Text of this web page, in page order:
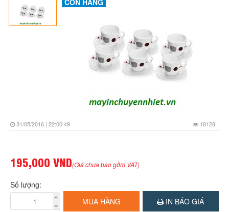
CÒN HÀNG
31/05/2016 | 22:00:49 18128
195,000 VND(Giá chưa bao gồm VAT)
Số lượng:
MUA HÀNG
IN BÁO GIÁ